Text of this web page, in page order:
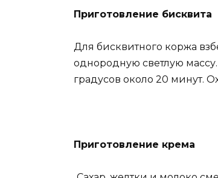
Приготовление бисквита
Для бисквитного коржа
однородную светлую
градусов около 20 минут.
Приготовление крема